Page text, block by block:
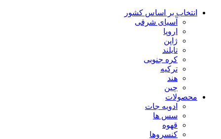
انتخاب بر اساس کشور
آسیای شرقی
اروپا
ژاپن
تایلند
کره جنوبی
ترکیه
هند
چین
محصولات
ادویه جات
سس ها
قهوه
کنسروها